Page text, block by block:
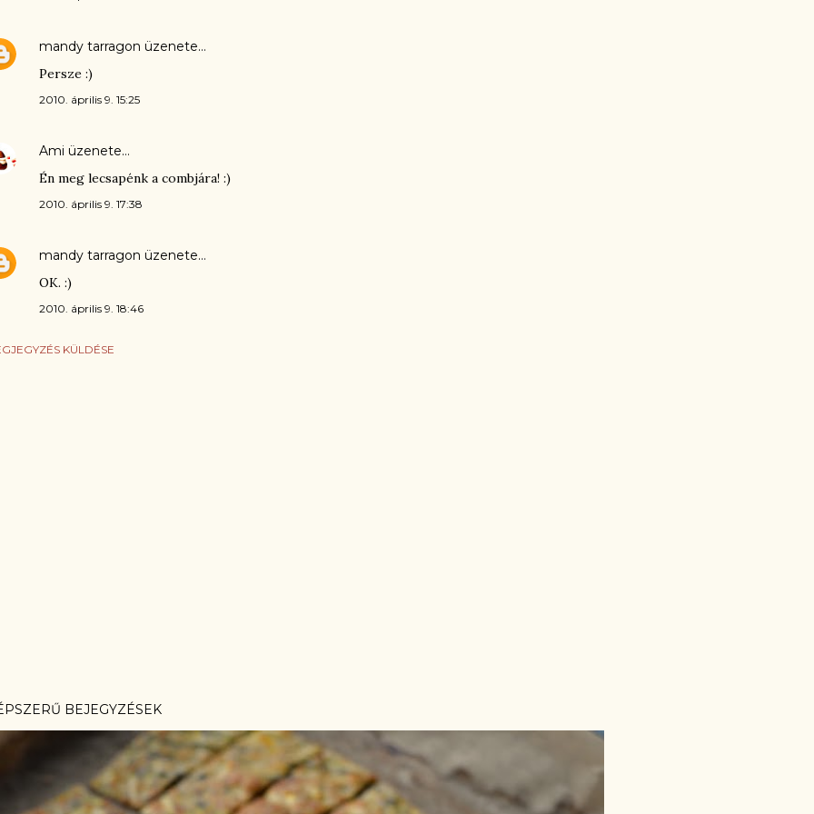
mandy tarragon üzenete…
Persze :)
2010. április 9. 15:25
Ami üzenete…
Én meg lecsapénk a combjára! :)
2010. április 9. 17:38
mandy tarragon üzenete…
OK. :)
2010. április 9. 18:46
KÜLDÉSE
BEJEGYZÉSEK